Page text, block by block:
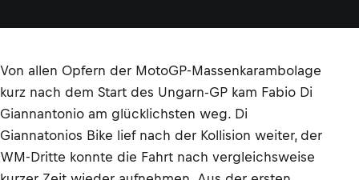
Von allen Opfern der MotoGP-Massenkarambolage
kurz nach dem Start des Ungarn-GP kam Fabio Di
Giannantonio am glücklichsten weg. Di
Giannatonios Bike lief nach der Kollision weiter, der
WM-Dritte konnte die Fahrt nach vergleichsweise